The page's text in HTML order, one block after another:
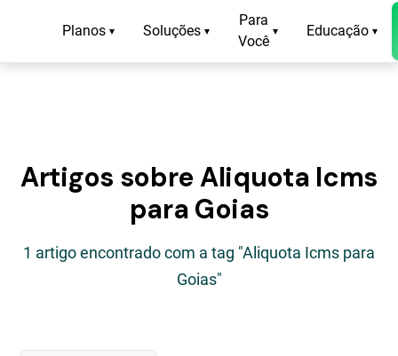
Planos ▾ Soluções ▾
Para
Você
▾ Educação ▾
Artigos sobre Aliquota Icms
para Goias
1 artigo encontrado com a tag "Aliquota Icms para
Goias"